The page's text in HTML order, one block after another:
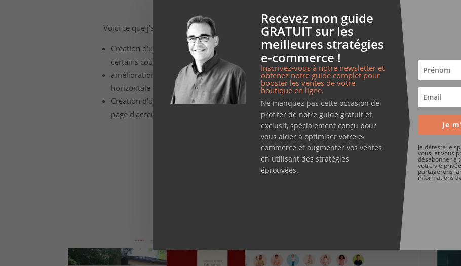
Voici ce que j’ai mis en place:
Création d'une vraie page d'accueil reprenant les articles, en mettant en avant
certains coups de coeur
amélioration du design du blog, des articles pour une visualisation plus
horizontale que verticale
Création d'un shortcode sur-mesure qui annonce les prochaine publications en
page d'acceuil.
les
Je
Recevez mon guide
GRATUIT sur les
meilleures stratégies
e-commerce !
Inscrivez-vous à notre newsletter et
obtenez notre guide complet pour
booster les ventes de votre
boutique en ligne.
Ne manquez pas cette occasion de
profiter de notre guide gratuit et
exclusif, spécialement conçu pour
vous aider à optimiser votre e-
commerce et augmenter vos ventes
en utilisant des stratégies
éprouvées.
Je
Je déteste le
vous, et vous
désabonner à
votre vie
partagerons
informations